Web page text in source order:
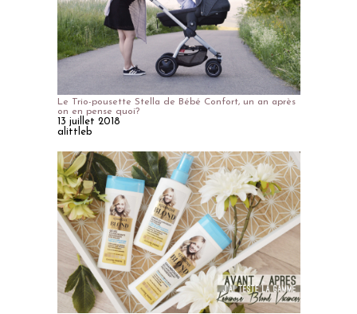
Le Trio-pousette Stella de Bébé Confort, un an après
on en pense quoi?
13 juillet 2018
alittleb